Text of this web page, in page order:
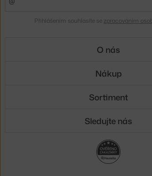
Přihlášením souhlasíte se zpracováním
O nás
Nákup
Sortiment
Sledujte nás